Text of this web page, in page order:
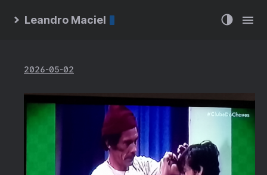
Leandro Maciel
2026-05-02